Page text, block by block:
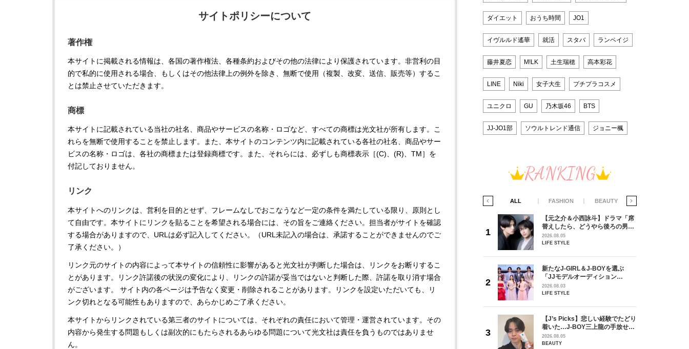
サイトポリシーについて
著作権
本サイトに掲載される情報は、各国の著作権法、各種条約およびその他の法律により保護されています。非営利の目
的で私的に使用される場合、もしくはその他法律上の例外を除き、無断で使用（複製、改変、送信、販売等）するこ
とは禁止させていただきます。
商標
本サイトに記載されている当社の社名、商品やサービスの名称・ロゴなど、すべての商標は光文社が所有します。こ
れらを無断で使用することを禁止します。また、本サイトのコンテンツ内に記載されている各社の社名、商品やサー
ビスの名称・ロゴは、各社の商標または登録商標です。また、それらには、必ずしも商標表示［(C)、(R)、TM］を
付記しておりません。
リンク
本サイトへのリンクは、営利を目的とせず、フレームなしでおこなうなど一定の条件を満たしている限り、原則とし
て自由です。本サイトにリンクを貼ることを希望される場合には、その旨をご連絡ください。担当者がサイトを確認
する場合がありますので、URLは必ず記入してください。（URL未記入の場合は、承諾することができませんのでご
了承ください。）
リンク元のサイトの内容によって本サイトの信頼性に影響があると光文社が判断した場合は、リンクをお断りするこ
とがあります。リンク許諾後の状況の変化により、リンクの許諾が妥当ではないと判断した際、許諾を取り消す場合
がございます。 サイト内の各ページは予告なく変更・削除されることがあります。リンクを設定いただいても、リ
ンク切れとなる可能性もありますので、あらかじめご了承ください。
本サイトからリンクされている第三者のサイトについては、それぞれの責任において管理・運営されています。その
内容から発生する問題もしくは副次的にもたらされるあらゆる問題について光文社は責任を負うものではありませ
ん。
ダイエット おうち時間 JO1
イヴルルド遙華 就活 スタバ ランペイジ
藤井夏恋 M!LK 土生瑞穂 高本彩花
LINE Niki 女子大生 プチプラコスメ
ユニクロ GU 乃木坂46 BTS
JJ-JO1部 ソウルトレンド通信 ジョニー楓
RANKING
ALL FASHION BEAUTY
【J’s Picks】悲しい経験でたどり
着いた…J-BOY三上龍の手放せな
い“オールインワン”アイテム〈ビ
2026.08.05
【J’s Picks】J-GIRL早坂萌香の
徹底した日焼けケア！ でも、いち
ばん大切なのは…〈ビューティ＆
ファッション夏の必需品〉
2026.07.24
BEAUTY
【J’s Picks】J-BOY中田凌多
は“汗と暑さ”に悩める仕事終わり
もスマートに〈ビューティ＆ファ
2026.07.15
【元之介＆小西詠斗】ドラマ「席
替えしたら、どうやら後ろの男が
どうやら俺のこと好きらしい」放
2026.08.05
新たなJ-GIRL＆J-BOYを選ぶ
「JJモデルオーディション
2027」が募集開始！ 予選ブロッ
クは候補生の“魅力”を重視した
2026.08.03
LIFE STYLE
曾祖父のバレエスクールからアメ
指すダンサーは踊ることが好きす
2026.03.30
【元之介＆小西詠斗】ドラマ「席
替えしたら、どうやら後ろの男が
どうやら俺のこと好きらしい」放
送記念インタビュー♡ 「自然と詠
2026.08.05
LIFE STYLE
新たなJ-GIRL＆J-BOYを選ぶ
「JJモデルオーディション
2027」が募集開始！ 予選ブロッ
クは候補生の“魅力”を重視した
2026.08.03
LIFE STYLE
【J’s Picks】悲しい経験でたどり
着いた…J-BOY三上龍の手放せな
い“オールインワン”アイテム〈ビ
ューティ＆ファッション夏の必需
2026.08.05
BEAUTY